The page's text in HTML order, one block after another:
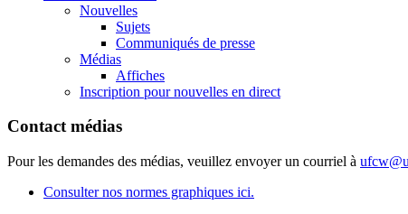
Nouvelles
Sujets
Communiqués de presse
Médias
Affiches
Inscription pour nouvelles en direct
Contact médias
Pour les demandes des médias, veuillez envoyer un courriel à
Consulter nos normes graphiques ici.